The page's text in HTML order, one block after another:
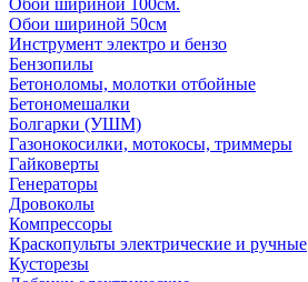
Обои шириной 100см.
Обои шириной 50см
Инструмент электро и бензо
Бензопилы
Бетоноломы, молотки отбойные
Бетономешалки
Болгарки (УШМ)
Газонокосилки, мотокосы, триммеры
Гайковерты
Генераторы
Дровоколы
Компрессоры
Краскопульты электрические и ручные
Кусторезы